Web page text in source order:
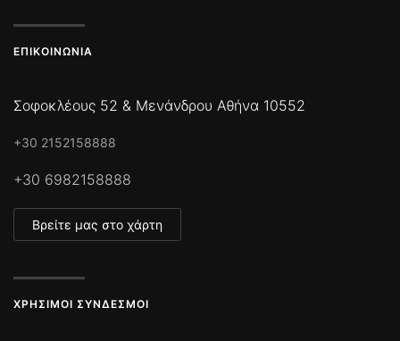
ΕΠΙΚΟΙΝΩΝΊΑ
Σοφοκλέους 52 & Μενάνδρου Αθήνα 10552
+30 2152158888
+30 6982158888
Βρείτε μας στο χάρτη
ΧΡΉΣΙΜΟΙ ΣΎΝΔΕΣΜΟΙ